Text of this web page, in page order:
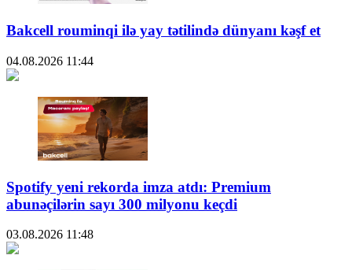
Bakcell rouminqi ilə yay tətilində dünyanı kəşf et
04.08.2026 11:44
Spotify yeni rekorda imza atdı: Premium
abunəçilərin sayı 300 milyonu keçdi
03.08.2026 11:48